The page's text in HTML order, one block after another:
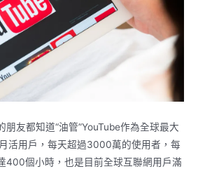
朋友都知道“油管”YouTube作為全球最大
活用戶，每天超過3000萬的使用者，每
400個小時，也是目前全球互聯網用戶滿